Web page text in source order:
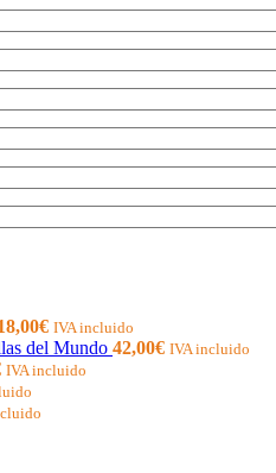
€ IVA incluido
del Mundo 42,00€ IVA incluido
IVA incluido